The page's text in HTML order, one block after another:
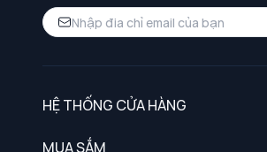
HỆ THỐNG CỬA HÀNG
MUA SẮM